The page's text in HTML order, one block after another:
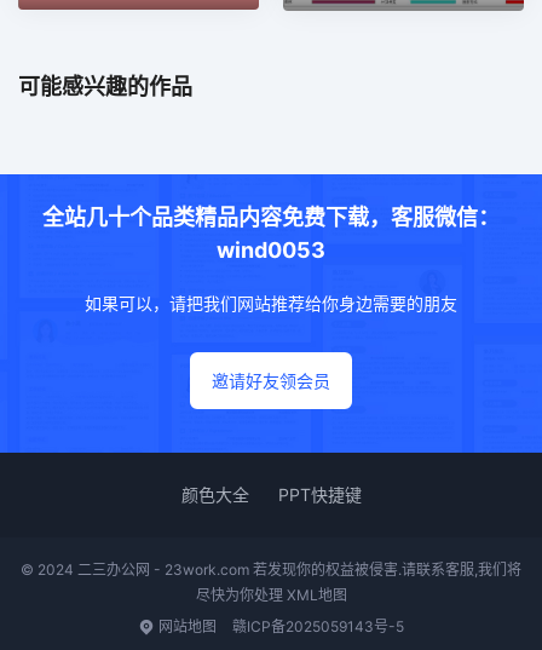
可能感兴趣的作品
全站几十个品类精品内容免费下载，客服微信：
wind0053
如果可以，请把我们网站推荐给你身边需要的朋友
邀请好友领会员
颜色大全 PPT快捷键
© 2024 二三办公网 - 23work.com 若发现你的权益被侵害.请联系客服,我们将
尽快为你处理 XML地图
网站地图
赣ICP备2025059143号-5